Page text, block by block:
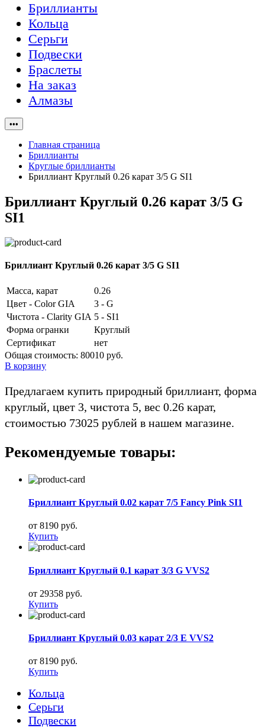
Бриллианты
Кольца
Серьги
Подвески
Браслеты
На заказ
Алмазы
•••
Главная страница
Бриллианты
Круглые бриллианты
Бриллиант Круглый 0.26 карат 3/5 G SI1
Бриллиант Круглый 0.26 карат 3/5 G
SI1
Бриллиант Круглый 0.26 карат 3/5 G SI1
Масса, карат
0.26
Цвет - Color GIA
3 - G
Чистота - Clarity GIA 5 - SI1
Форма огранки
Круглый
Сертификат
нет
Общая стоимость: 80010 руб.
В корзину
Предлагаем купить природный бриллиант, форма
круглый, цвет 3, чистота 5, вес 0.26 карат,
стоимостью 73025 рублей в нашем магазине.
Рекомендуемые товары:
Бриллиант Круглый 0.02 карат 7/5 Fancy Pink SI1
от 8190 руб.
Купить
Бриллиант Круглый 0.1 карат 3/3 G VVS2
от 29358 руб.
Купить
Бриллиант Круглый 0.03 карат 2/3 E VVS2
от 8190 руб.
Купить
Кольца
Серьги
Подвески